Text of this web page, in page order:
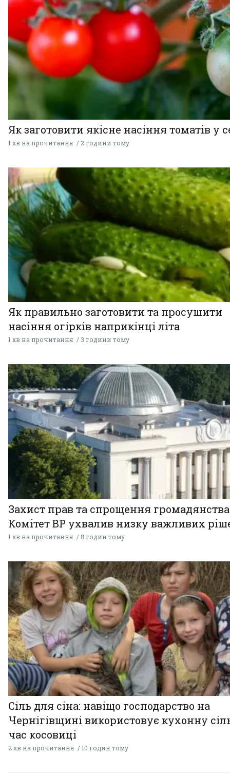
Як заготовити якісне насіння томатів у
1 хв на прочитання 2 години тому
Як правильно заготовити та просушити
насіння огірків наприкінці літа
1 хв на прочитання 3 години тому
Захист прав та спрощення
Комітет ВР ухвалив низку важливих
1 хв на прочитання 8 годин тому
Сіль для сіна: навіщо господарство на
Чернігівщині використовує кухонну
час косовиці
2 хв на прочитання 10 годин тому